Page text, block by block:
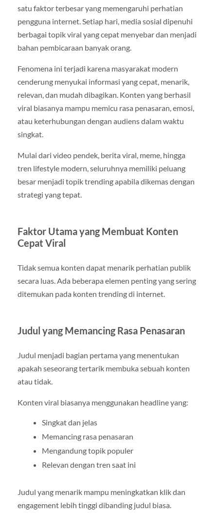
satu faktor terbesar yang memengaruhi perhatian
pengguna internet. Setiap hari, media sosial dipenuhi
berbagai topik viral yang cepat menyebar dan menjadi
bahan pembicaraan banyak orang.
Fenomena ini terjadi karena masyarakat modern
cenderung menyukai informasi yang cepat, menarik,
relevan, dan mudah dibagikan. Konten yang berhasil
viral biasanya mampu memicu rasa penasaran, emosi,
atau keterhubungan dengan audiens dalam waktu
singkat.
Mulai dari video pendek, berita viral, meme, hingga
tren lifestyle modern, seluruhnya memiliki peluang
besar menjadi topik trending apabila dikemas dengan
strategi yang tepat.
Faktor Utama yang Membuat Konten
Cepat Viral
Tidak semua konten dapat menarik perhatian publik
secara luas. Ada beberapa elemen penting yang sering
ditemukan pada konten trending di internet.
Judul yang Memancing Rasa Penasaran
Judul menjadi bagian pertama yang menentukan
apakah seseorang tertarik membuka sebuah konten
atau tidak.
Konten viral biasanya menggunakan headline yang:
Singkat dan jelas
Memancing rasa penasaran
Mengandung topik populer
Relevan dengan tren saat ini
Judul yang menarik mampu meningkatkan klik dan
engagement lebih tinggi dibanding judul biasa.